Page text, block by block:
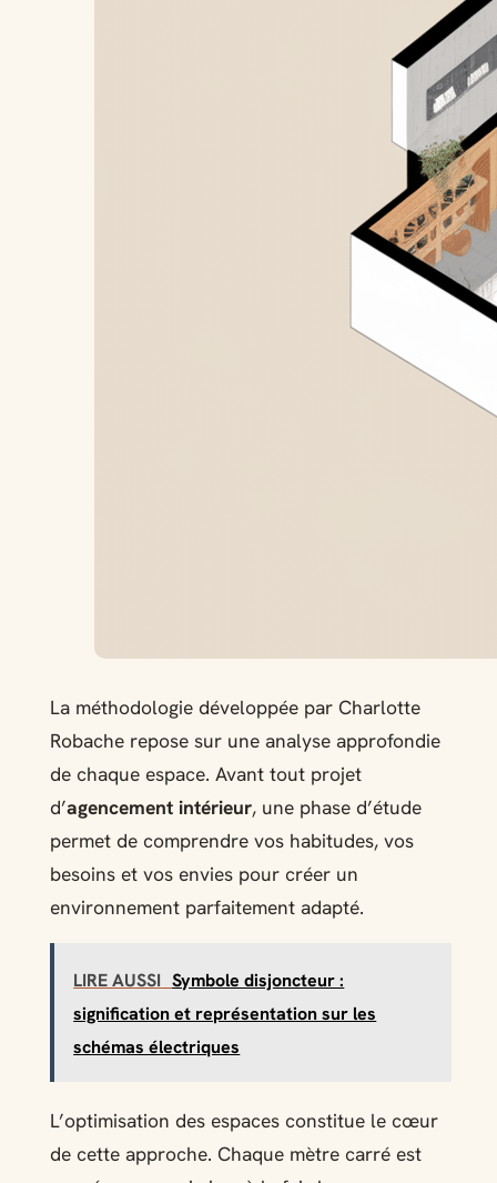
La méthodologie développée par Charlotte
Robache repose sur une analyse approfondie
de chaque espace. Avant tout projet
d’agencement intérieur, une phase d’étude
permet de comprendre vos habitudes, vos
besoins et vos envies pour créer un
environnement parfaitement adapté.
LIRE AUSSI Symbole disjoncteur :
signification et représentation sur les
schémas électriques
L’optimisation des espaces constitue le cœur
de cette approche. Chaque mètre carré est